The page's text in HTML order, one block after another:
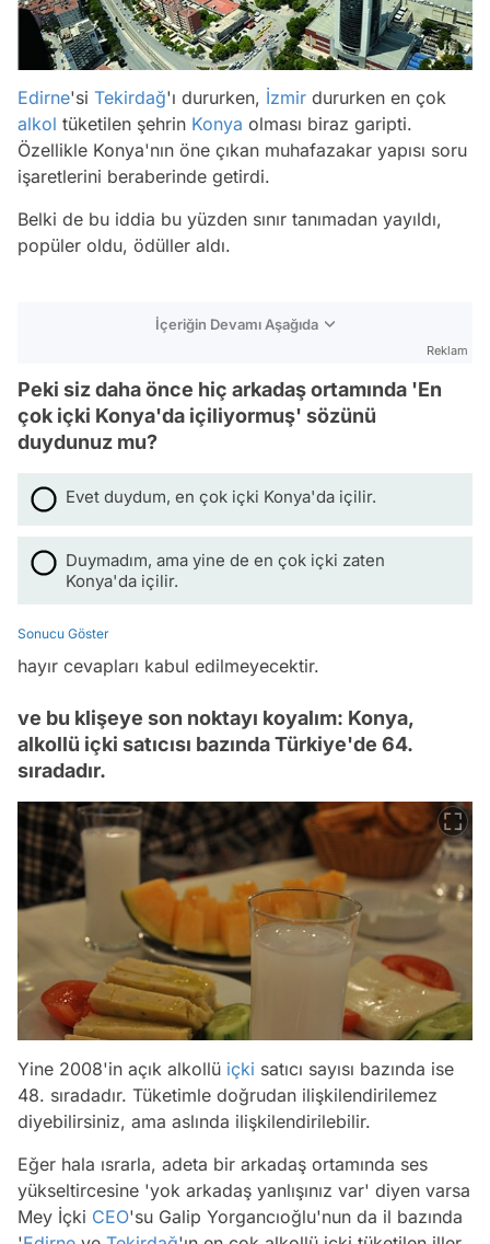
Edirne'si Tekirdağ'ı dururken, İzmir dururken en çok
alkol tüketilen şehrin Konya olması biraz garipti.
Özellikle Konya'nın öne çıkan muhafazakar yapısı soru
işaretlerini beraberinde getirdi.
Belki de bu iddia bu yüzden sınır tanımadan yayıldı,
popüler oldu, ödüller aldı.
İçeriğin Devamı Aşağıda
Reklam
Peki siz daha önce hiç arkadaş ortamında 'En
çok içki Konya'da içiliyormuş' sözünü
duydunuz mu?
Evet duydum, en çok içki Konya'da içilir.
Duymadım, ama yine de en çok içki zaten
Konya'da içilir.
Sonucu Göster
hayır cevapları kabul edilmeyecektir.
ve bu klişeye son noktayı koyalım: Konya,
alkollü içki satıcısı bazında Türkiye'de 64.
sıradadır.
Yine 2008'in açık alkollü içki satıcı sayısı bazında ise
48. sıradadır. Tüketimle doğrudan ilişkilendirilemez
diyebilirsiniz, ama aslında ilişkilendirilebilir.
Eğer hala ısrarla, adeta bir arkadaş ortamında ses
yükseltircesine 'yok arkadaş yanlışınız var' diyen varsa
Mey İçki CEO'su Galip Yorgancıoğlu'nun da il bazında